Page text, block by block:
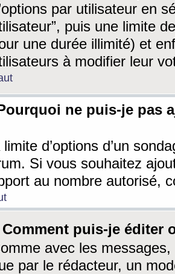
par utilisateur en
puis une limite
une durée illimité) et
à modifier leur
ne puis-je pas
limite d’options d’un
Si vous souhaitez
au nombre autorisé,
Comment puis-je éditer
avec les
par le rédacteur, un